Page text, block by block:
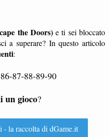
the Doors)e ti sei bloccato
a superare? In questo articolo
:
87-88-89-90
un gioco?
la raccolta di dGame.it